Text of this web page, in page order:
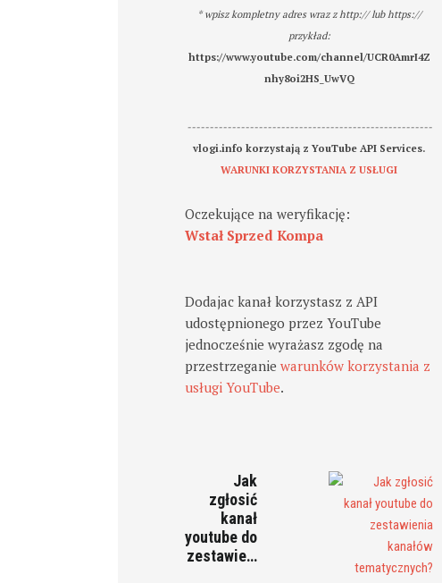
* wpisz kompletny adres wraz z http:// lub https://
przykład:
https://www.youtube.com/channel/UCR0AmrI4Z
nhy8oi2HS_UwVQ
-------------------------------------------------------
vlogi.info korzystają z YouTube API Services.
WARUNKI KORZYSTANIA Z USŁUGI
Oczekujące na weryfikację:
Wstał Sprzed Kompa
Dodajac kanał korzystasz z API
udostępnionego przez YouTube
jednocześnie wyrażasz zgodę na
przestrzeganiewarunków korzystania z
usługi YouTube.
Jak
zgłosić
kanał
youtube do
zestawie…